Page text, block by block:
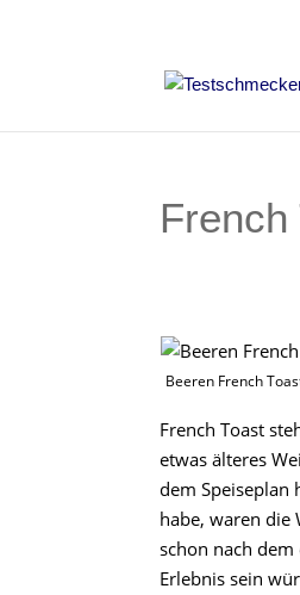
Beeren French
French Toast
etwas älteres
dem Speiseplan
habe, waren die
schon nach
Erlebnis sein